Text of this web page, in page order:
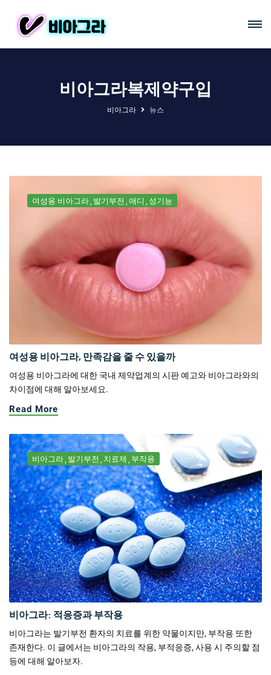
비아그라복제약구입
비아그라 뉴스
여성용 비아그라 발기부전 애디 성기능
여성용 비아그라, 만족감을 줄 수 있을까
여성용 비아그라에 대한 국내 제약업계의 시판 예고와 비아그라와의
차이점에 대해 알아보세요.
Read More
비아그라 발기부전 치료제 부작용
비아그라: 적응증과 부작용
비아그라는 발기부전 환자의 치료를 위한 약물이지만, 부작용 또한
존재한다. 이 글에서는 비아그라의 작용, 부적응증, 사용 시 주의할 점
등에 대해 알아보자.